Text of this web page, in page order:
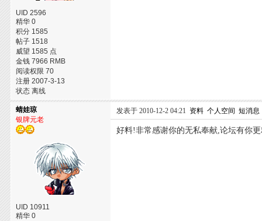
UID 2596
精华 0
积分 1585
帖子 1518
威望 1585 点
金钱 7966 RMB
阅读权限 70
注册 2007-3-13
状态 离线
蜻娃琼
银牌元老
UID 10911
精华 0
发表于 2010-12-2 04:21 资料 个人空间 短消息
好料!非常感谢你的无私奉献,论坛有你